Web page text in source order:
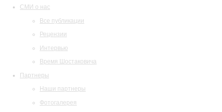
СМИ о нас
Все публикации
Рецензии
Интервью
Время Шостаковича
Партнеры
Наши партнеры
Фотогалерея